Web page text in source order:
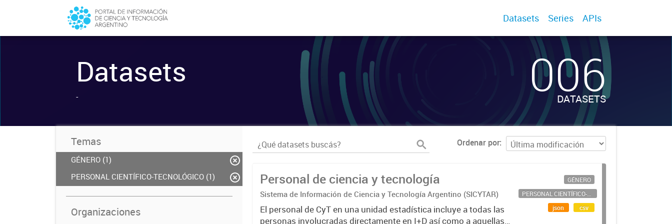
Datasets Series APIs
Datasets
- 006
DATASETS
Temas
GÉNERO (1)
PERSONAL CIENTÍFICO-TECNOLÓGICO (1)
Organizaciones
Ordenar por
Personal de ciencia y tecnología
Sistema de Información de Ciencia y Tecnología Argentino (SICYTAR)
El personal de CyT en una unidad estadística incluye a todas las
personas involucradas directamente en I+D así como a aquellas
GÉNERO
PERSONAL CIENTÍFICO-TECNOLÓGICO
json
csv